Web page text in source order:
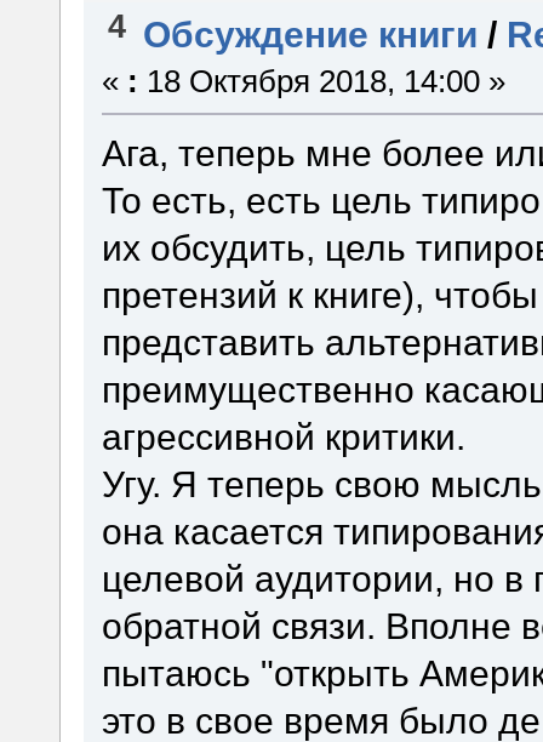
4 Обсуждение книги /
« : 18 Октября 2018, 14:00 »
Ага, теперь мне более
То есть, есть цель
их обсудить, цель
претензий к книге),
представить
преимущественно
агрессивной критики.
Угу. Я теперь свою
она касается
целевой аудитории, но в
обратной связи. Вполне
пытаюсь "открыть
это в свое время было